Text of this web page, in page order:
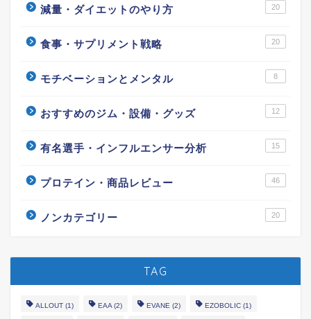
減量・ダイエットのやり方 20
食事・サプリメント戦略 20
モチベーションとメンタル 8
おすすめのジム・設備・グッズ 12
有名選手・インフルエンサー分析 15
プロテイン・商品レビュー 46
ノンカテゴリー 20
TAG
ALLOUT (1) EAA(2) EVANE (2) EZOBOLIC (1)